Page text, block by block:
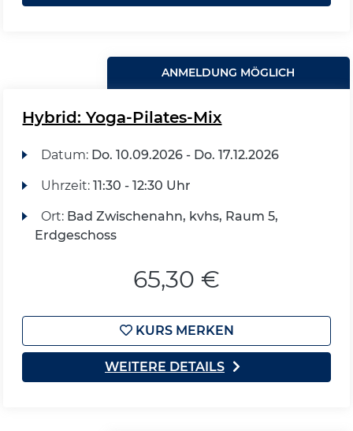
ANMELDUNG MÖGLICH
Hybrid: Yoga-Pilates-Mix
Datum: Do. 10.09.2026 - Do. 17.12.2026
Uhrzeit: 11:30 - 12:30 Uhr
Ort: Bad Zwischenahn, kvhs, Raum 5,
Erdgeschoss
65,30 €
KURS MERKEN
WEITERE DETAILS